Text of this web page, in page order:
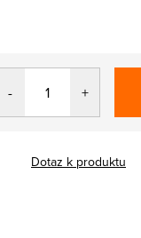
Dotaz k produktu